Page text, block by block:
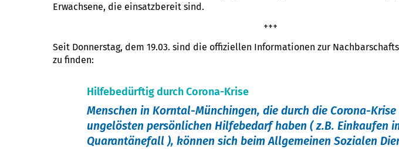
Erwachsene, die einsatzbereit sind.
+++
Seit Donnerstag, dem 19.03. sind die offiziellen Informationen zur
zu finden:
Hilfebedürftig durch Corona-Krise
Menschen in Korntal-Münchingen, die durch die Corona-Krise
ungelösten persönlichen Hilfebedarfhaben ( z.B. Einkaufen
Quarantänefall ), können sich beim Allgemeinen Sozialen